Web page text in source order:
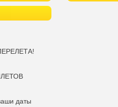
даты